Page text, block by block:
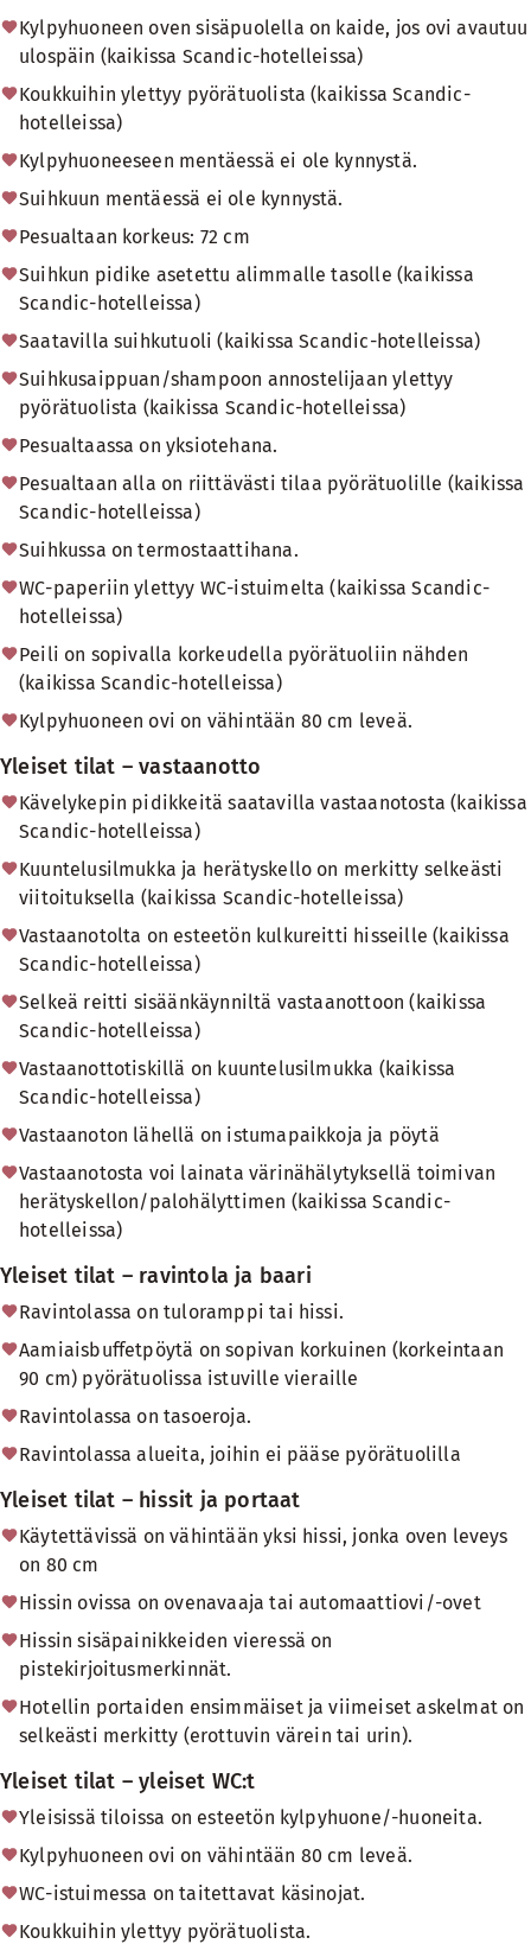
Kylpyhuoneen oven sisäpuolella on kaide, jos ovi avautuu
ulospäin (kaikissa Scandic-hotelleissa)
Koukkuihin ylettyy pyörätuolista (kaikissa Scandic-
hotelleissa)
Kylpyhuoneeseen mentäessä ei ole kynnystä.
Suihkuun mentäessä ei ole kynnystä.
Pesualtaan korkeus: 72 cm
Suihkun pidike asetettu alimmalle tasolle (kaikissa
Scandic-hotelleissa)
Saatavilla suihkutuoli (kaikissa Scandic-hotelleissa)
Suihkusaippuan/shampoon annostelijaan ylettyy
pyörätuolista (kaikissa Scandic-hotelleissa)
Pesualtaassa on yksiotehana.
Pesualtaan alla on riittävästi tilaa pyörätuolille (kaikissa
Scandic-hotelleissa)
Suihkussa on termostaattihana.
WC-paperiin ylettyy WC-istuimelta (kaikissa Scandic-
hotelleissa)
Peili on sopivalla korkeudella pyörätuoliin nähden
(kaikissa Scandic-hotelleissa)
Kylpyhuoneen ovi on vähintään 80 cm leveä.
Yleiset tilat – vastaanotto
Kävelykepin pidikkeitä saatavilla vastaanotosta (kaikissa
Scandic-hotelleissa)
Kuuntelusilmukka ja herätyskello on merkitty selkeästi
viitoituksella (kaikissa Scandic-hotelleissa)
Vastaanotolta on esteetön kulkureitti hisseille (kaikissa
Scandic-hotelleissa)
Selkeä reitti sisäänkäynniltä vastaanottoon (kaikissa
Scandic-hotelleissa)
Vastaanottotiskillä on kuuntelusilmukka (kaikissa
Scandic-hotelleissa)
Vastaanoton lähellä on istumapaikkoja ja pöytä
Vastaanotosta voi lainata värinähälytyksellä toimivan
herätyskellon/palohälyttimen (kaikissa Scandic-
hotelleissa)
Yleiset tilat – ravintola ja baari
Ravintolassa on tuloramppi tai hissi.
Aamiaisbuffetpöytä on sopivan korkuinen (korkeintaan
90 cm) pyörätuolissa istuville vieraille
Ravintolassa on tasoeroja.
Ravintolassa alueita, joihin ei pääse pyörätuolilla
Yleiset tilat – hissit ja portaat
Käytettävissä on vähintään yksi hissi, jonka oven leveys
on 80 cm
Hissin ovissa on ovenavaaja tai automaattiovi/-ovet
Hissin sisäpainikkeiden vieressä on
pistekirjoitusmerkinnät.
Hotellin portaiden ensimmäiset ja viimeiset askelmat on
selkeästi merkitty (erottuvin värein tai urin).
Yleiset tilat – yleiset WC:t
Yleisissä tiloissa on esteetön kylpyhuone/-huoneita.
Kylpyhuoneen ovi on vähintään 80 cm leveä.
WC-istuimessa on taitettavat käsinojat.
Koukkuihin ylettyy pyörätuolista.